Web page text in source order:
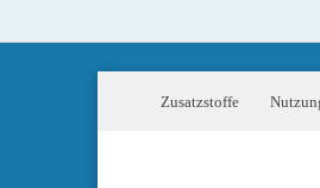
Zusatzstoffe